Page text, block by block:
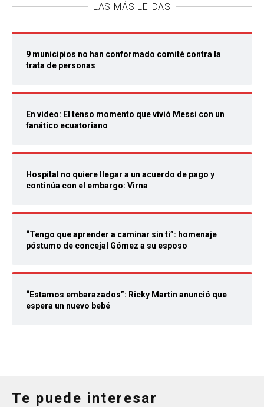
LAS MÁS LEIDAS
9 municipios no han conformado comité contra la
trata de personas
En video: El tenso momento que vivió Messi con un
fanático ecuatoriano
Hospital no quiere llegar a un acuerdo de pago y
continúa con el embargo: Virna
“Tengo que aprender a caminar sin ti”: homenaje
póstumo de concejal Gómez a su esposo
“Estamos embarazados”: Ricky Martin anunció que
espera un nuevo bebé
Te puede interesar